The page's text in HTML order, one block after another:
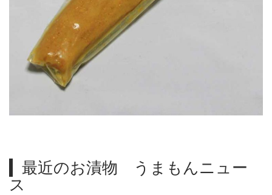
最近のお漬物 うまもんニュー
ス